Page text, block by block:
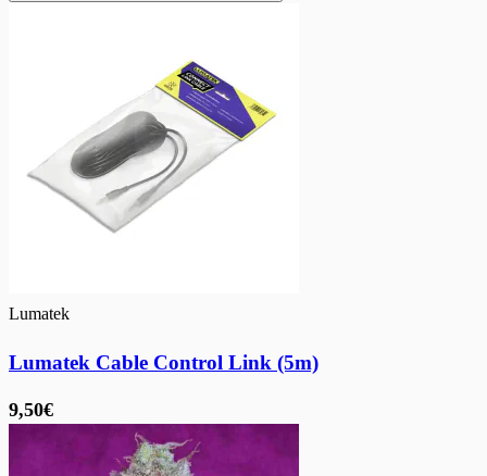
Lumatek
Lumatek Cable Control Link (5m)
9,50€